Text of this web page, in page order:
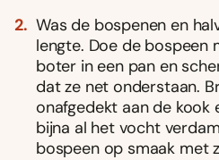
Was de bospenen en
lengte. Doe de bospeen
boter in een pan en
dat ze net onderstaan.
onafgedekt aan de kook
bijna al het vocht
bospeen op smaak met